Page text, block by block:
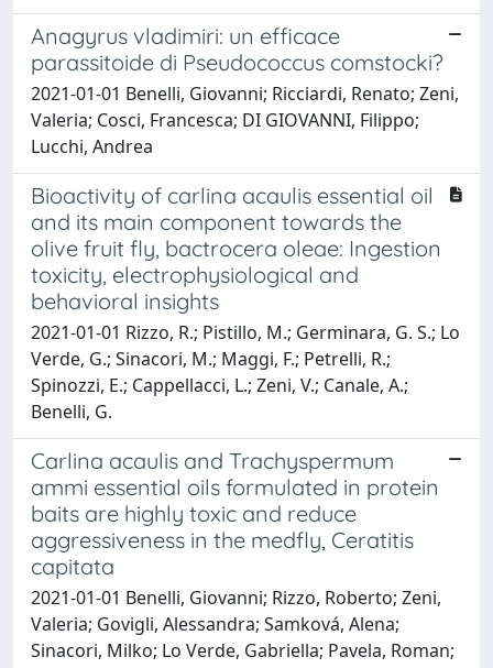
Anagyrus vladimiri: un efficace
parassitoide di Pseudococcus comstocki?
2021-01-01 Benelli, Giovanni; Ricciardi, Renato; Zeni,
Valeria; Cosci, Francesca; DI GIOVANNI, Filippo;
Lucchi, Andrea
Bioactivity of carlina acaulis essential oil
and its main component towards the
olive fruit fly, bactrocera oleae: Ingestion
toxicity, electrophysiological and
behavioral insights
2021-01-01 Rizzo, R.; Pistillo, M.; Germinara, G. S.; Lo
Verde, G.; Sinacori, M.; Maggi, F.; Petrelli, R.;
Spinozzi, E.; Cappellacci, L.; Zeni, V.; Canale, A.;
Benelli, G.
Carlina acaulis and Trachyspermum
ammi essential oils formulated in protein
baits are highly toxic and reduce
aggressiveness in the medfly, Ceratitis
capitata
2021-01-01 Benelli, Giovanni; Rizzo, Roberto; Zeni,
Valeria; Govigli, Alessandra; Samková, Alena;
Sinacori, Milko; Lo Verde, Gabriella; Pavela, Roman;